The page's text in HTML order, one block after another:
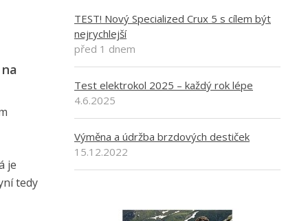
je
tedy
TEST! Nový Specialized Crux 5 s cílem být
nejrychlejší
před 1 dnem
Test elektrokol 2025 – každý rok lépe
4.6.2025
Výměna a údržba brzdových destiček
15.12.2022